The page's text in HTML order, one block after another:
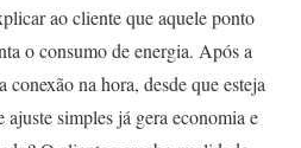
ao cliente que aquele ponto
o consumo de energia. Após a
na hora, desde que esteja
ajuste simples já gera economia e